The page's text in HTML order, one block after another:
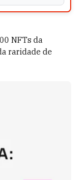
NFTs da
raridade de